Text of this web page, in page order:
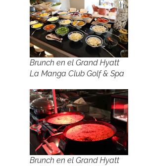
Brunch en el Grand Hyatt
La Manga Club Golf & Spa
Brunch en el Grand Hyatt